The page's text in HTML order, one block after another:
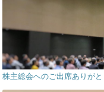
株主総会へのご出席ありが